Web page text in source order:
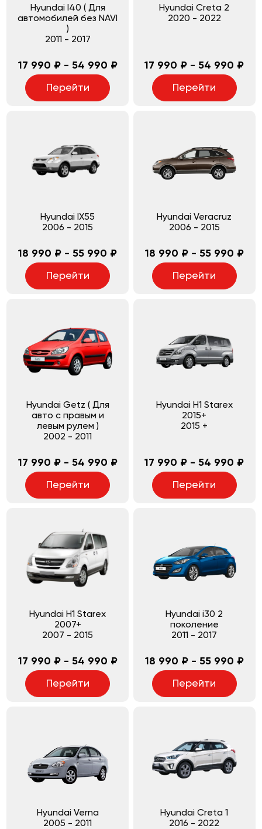
Hyundai I40 ( Для
автомобилей без NAVI
)
2011 - 2017
17 990 ₽ - 54 990 ₽
Перейти
Hyundai Creta 2
2020 - 2022
17 990 ₽ - 54 990 ₽
Перейти
Hyundai IX55
2006 - 2015
18 990 ₽ - 55 990 ₽
Перейти
Hyundai Veracruz
2006 - 2015
18 990 ₽ - 55 990 ₽
Перейти
Hyundai Getz ( Для
авто с правым и
левым рулем )
2002 - 2011
17 990 ₽ - 54 990 ₽
Перейти
Hyundai H1 Starex
2015+
2015 +
17 990 ₽ - 54 990 ₽
Перейти
Hyundai H1 Starex
2007+
2007 - 2015
17 990 ₽ - 54 990 ₽
Перейти
Hyundai i30 2
поколение
2011 - 2017
18 990 ₽ - 55 990 ₽
Перейти
Hyundai Verna
2005 - 2011
Hyundai Creta 1
2016 - 2022